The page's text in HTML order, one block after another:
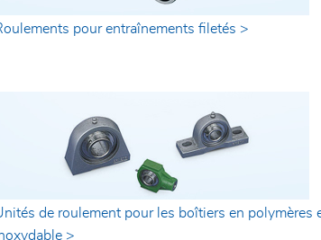
pour entraînements filetés >
de roulement pour les boîtiers en polymères
>